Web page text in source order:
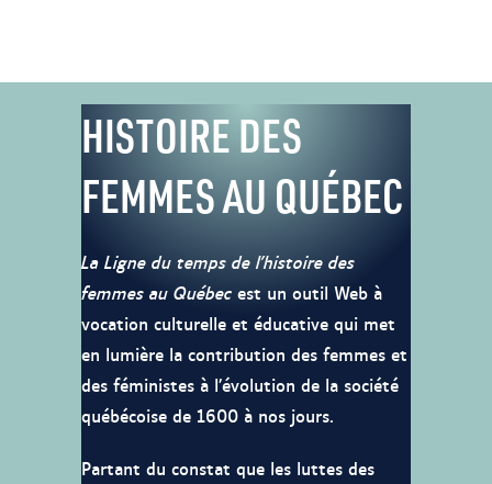
HISTOIRE DES
FEMMES AU QUÉBEC
La Ligne du temps de l’histoire des
femmes au Québec est un outil Web à
vocation culturelle et éducative qui met
en lumière la contribution des femmes et
des féministes à l’évolution de la société
québécoise de 1600 à nos jours.
Partant du constat que les luttes des